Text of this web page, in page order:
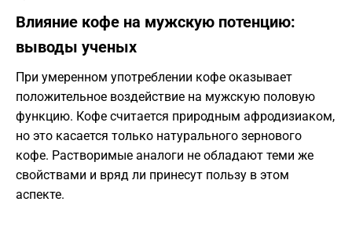
Влияние кофе на мужскую потенцию:
выводы ученых
При умеренном употреблении кофе оказывает
положительное воздействие на мужскую половую
функцию. Кофе считается природным афродизиаком,
но это касается только натурального зернового
кофе. Растворимые аналоги не обладают теми же
свойствами и вряд ли принесут пользу в этом
аспекте.